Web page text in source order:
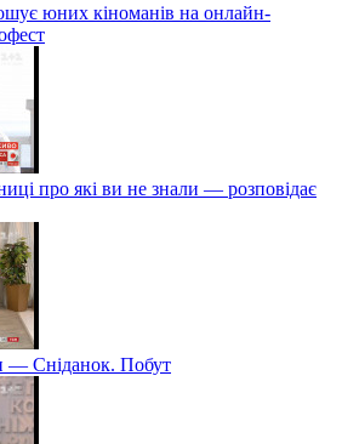
юних кіноманів на онлайн-
про які ви не знали — розповідає
— Сніданок. Побут